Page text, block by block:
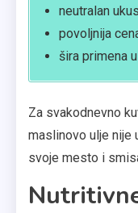
neutralan
povoljnija
šira primena
Za svakodnevno
maslinovo ulje nije
svoje mesto i